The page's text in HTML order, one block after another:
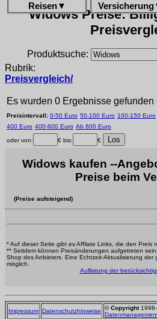
Reisen▼ Versicherung
Widows Preise:
Produktsuche:
Rubrik:
Preisvergleich/
Es wurden 0 Ergebnisse gefunden
Preisintervall: 0-50 Euro 50-100 Euro 100-150 Euro
400 Euro 400-600 Euro Ab 600 Euro
oder von: € bis: €
Widows kaufen --
Preise beim
(Preise aufsteigend)
* Auf dieser Seite gibt es Affilate Links, die den Preis
** Seitdem können Preisänderungen aufgetreten
Shop des Anbieters. Eine Echtzeit-Aktualisierung der
möglich.
Auflistung der
Impressum Datenschutzhinweise ©Copyright